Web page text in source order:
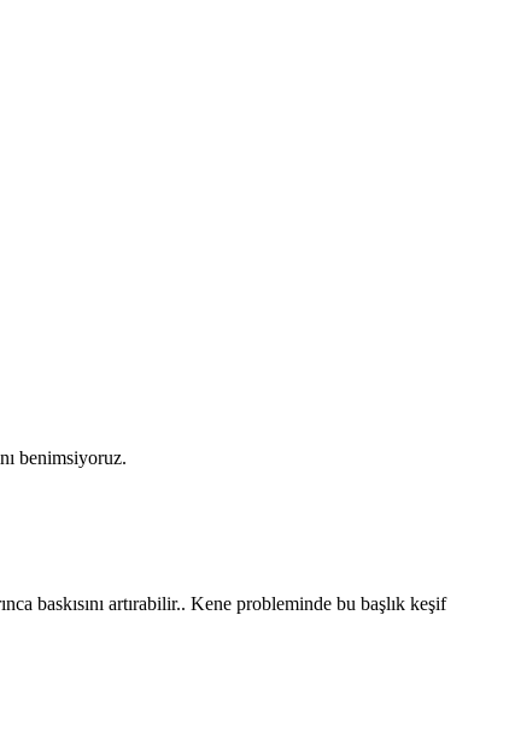
benimsiyoruz.
baskısını artırabilir.. Kene probleminde bu başlık keşif